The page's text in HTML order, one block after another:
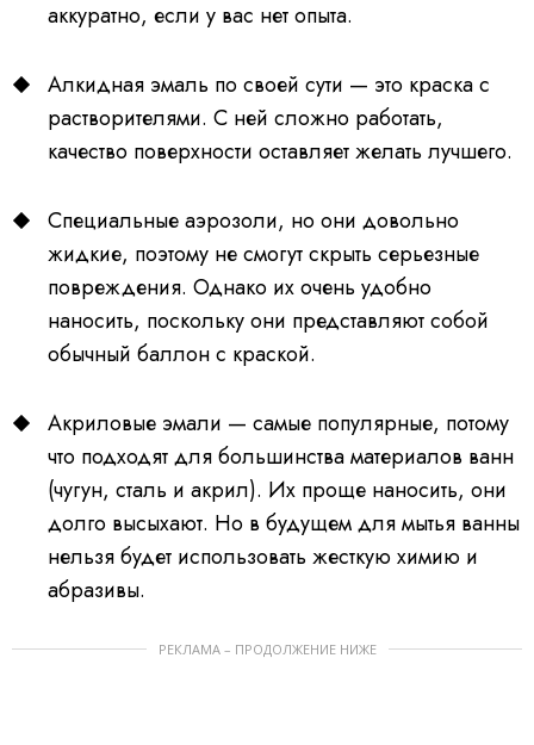
аккуратно, если у вас нет опыта.
Алкидная эмаль по своей сути — это краска с
растворителями. С ней сложно работать,
качество поверхности оставляет желать лучшего.
Специальные аэрозоли, но они довольно
жидкие, поэтому не смогут скрыть серьезные
повреждения. Однако их очень удобно
наносить, поскольку они представляют собой
обычный баллон с краской.
Акриловые эмали — самые популярные, потому
что подходят для большинства материалов ванн
(чугун, сталь и акрил). Их проще наносить, они
долго высыхают. Но в будущем для мытья ванны
нельзя будет использовать жесткую химию и
абразивы.
РЕКЛАМА – ПРОДОЛЖЕНИЕ НИЖЕ